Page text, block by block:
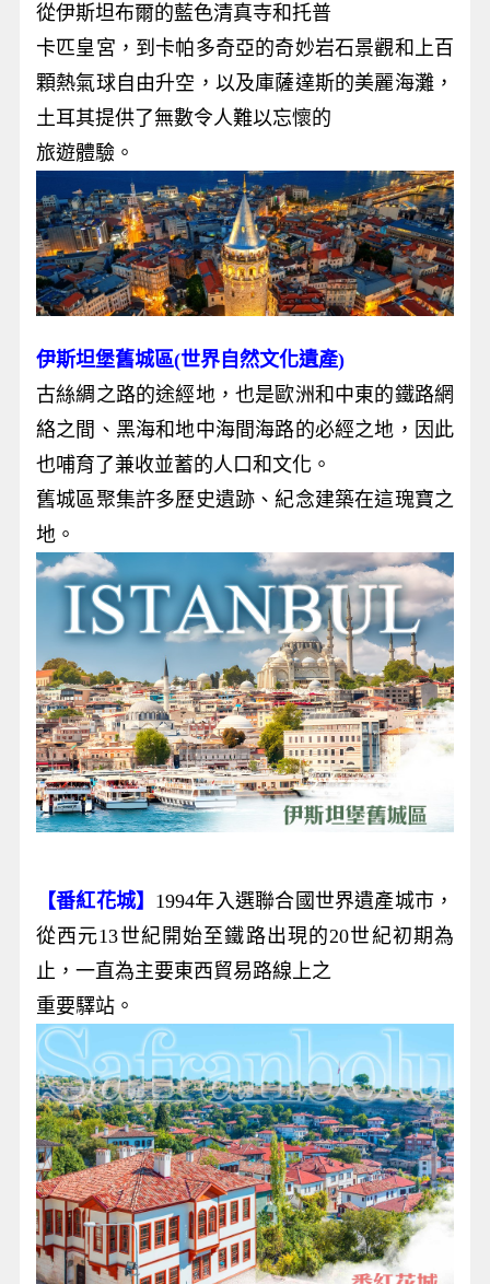
從伊斯坦布爾的藍色清真寺和托普
卡匹皇宮，到卡帕多奇亞的奇妙岩石景觀和上百
顆熱氣球自由升空，以及庫薩達斯的美麗海灘，
土耳其提供了無數令人難以忘懷的
旅遊體驗。
伊斯坦堡舊城區(世界自然文化遺產)
古絲綢之路的途經地，也是歐洲和中東的鐵路網
絡之間、黑海和地中海間海路的必經之地，因此
也哺育了兼收並蓄的人口和文化。
舊城區聚集許多歷史遺跡、紀念建築在這瑰寶之
地。
【番紅花城】 1994年入選聯合國世界遺產城市，
從西元13世紀開始至鐵路出現的20世紀初期為
止，一直為主要東西貿易路線上之
重要驛站。